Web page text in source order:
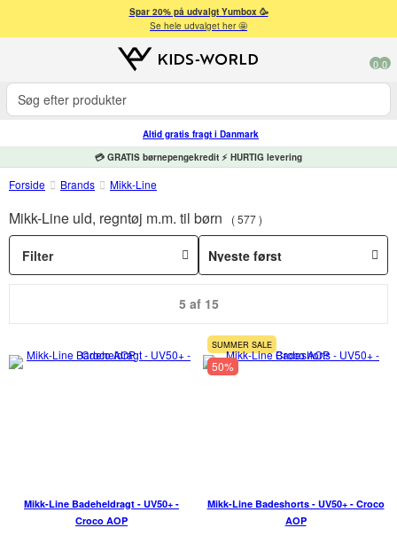
Spar 20% på udvalgt Yumbox 🥳
Se hele udvalget her 🤩
0 0
Altid gratis fragt i Danmark
💳 GRATIS børnepengekredit ⚡ HURTIG levering
Forside Brands Mikk-Line
Mikk-Line uld, regntøj m.m. til børn 577
Filter
5 af 15
Mikk-Line Badeheldragt - UV50+ -
Croco AOP
SUMMER SALE
50%
Mikk-Line Badeshorts - UV50+ - Croco
AOP